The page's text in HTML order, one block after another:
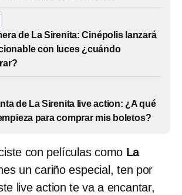
de La Sirenita: Cinépolis lanzará
con luces ¿cuándo
de La Sirenita live action: ¿A qué
para comprar mis boletos?
con películas como La
un cariño especial, ten por
live action te va a encantar,